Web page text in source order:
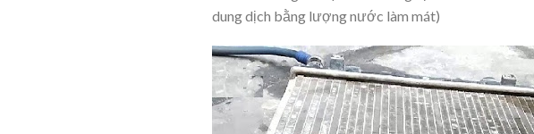
dung dịch bằng lượng nước làm mát)